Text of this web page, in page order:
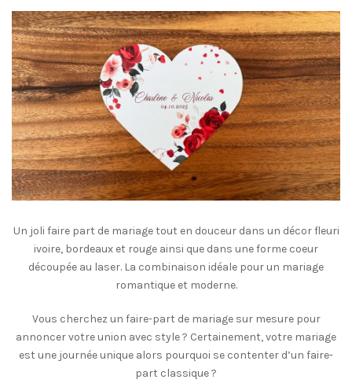
Un joli faire part de mariage tout en douceur dans un décor fleuri
ivoire, bordeaux et rouge ainsi que dans une forme coeur
découpée au laser. La combinaison idéale pour un mariage
romantique et moderne.
Vous cherchez un faire-part de mariage sur mesure pour
annoncer votre union avec style ? Certainement, votre mariage
est une journée unique alors pourquoi se contenter d’un faire-
part classique ?